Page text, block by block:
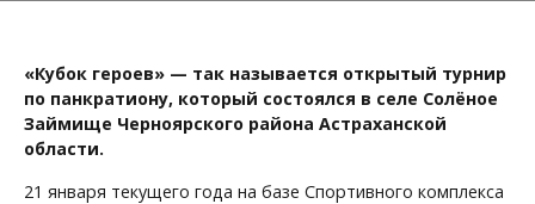
«Кубок героев» — так называется открытый турнир
по панкратиону, который состоялся в селе Солёное
Займище Черноярского района Астраханской
области.
21 января текущего года на базе Спортивного комплекса